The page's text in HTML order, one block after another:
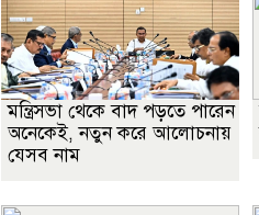
মন্ত্রিসভা থেকে বাদ পড়তে পারেন
অনেকেই, নতুন করে আলোচনায়
যেসব নাম